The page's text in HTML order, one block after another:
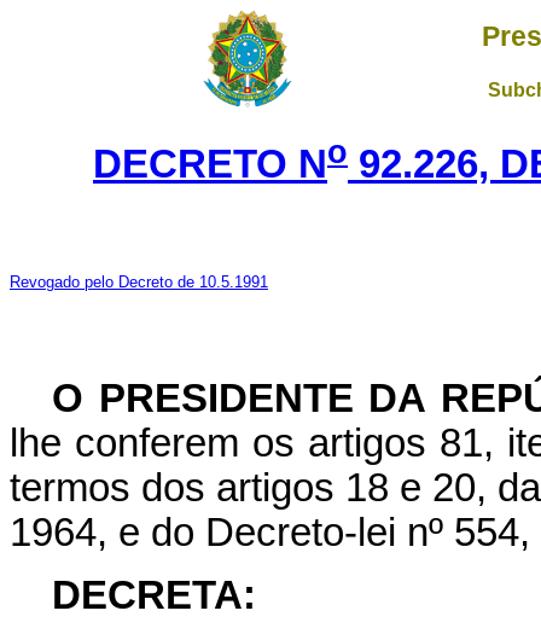
DECRETO No 92.226,
Revogado pelo Decreto de 10.5.1991
O PRESIDENTE DA
lhe conferem os artigos 81,
termos dos artigos 18 e 20,
1964, e do Decreto-lei nº
DECRETA: